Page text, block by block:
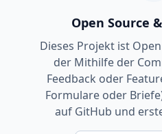
Open Source
Dieses Projekt ist
der Mithilfe der
Feedback oder
Formulare oder
auf GitHub und